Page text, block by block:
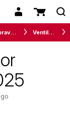
Naprave za ugodno bivalno klimo Ventilatorji